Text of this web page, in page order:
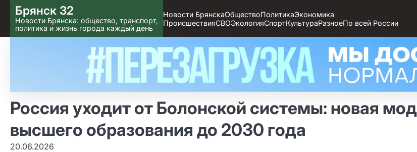
Skip
to content
Брянск 32
Новости Брянска: общество, транспорт,
политика и жизнь города каждый день
Новости БрянскаОбществоПолитикаЭкономика
ПроисшествияСВОЭкологияСпортКультураРазноеПо всей России
Россия уходит от Болонской системы: новая
высшего образования до 2030 года
20.06.2026